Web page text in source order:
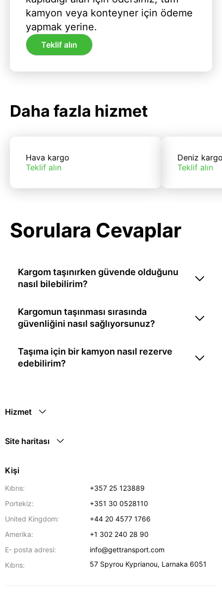
kamyon veya konteyner için ödeme
yapmak yerine.
Teklif alın
Daha fazla hizmet
Hava kargo
Teklif alın
Deniz
Teklif alın
Sorulara Cevaplar
Kargom taşınırken güvende olduğunu
nasıl bilebilirim?
Kargomun taşınması sırasında
güvenliğini nasıl sağlıyorsunuz?
Taşıma için bir kamyon nasıl rezerve
edebilirim?
Hizmet
Site haritası
Kişi
Kıbrıs:
+357 25 123889
Portekiz:
+351 30 0528110
United Kingdom:
+44 20 4577 1766
Amerika:
+1 302 240 28 90
E- posta adresi:
info@gettransport.com
Kıbrıs:
57 Spyrou Kyprianou, Larnaka 6051